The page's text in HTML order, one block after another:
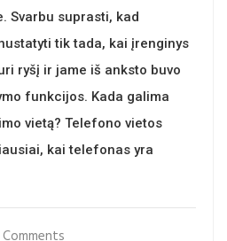
Svarbu suprasti, kad
tik tada, kai įrenginys
ryšį ir jame iš anksto buvo
funkcijos. Kada galima
vietą? Telefono vietos
kai telefonas yra